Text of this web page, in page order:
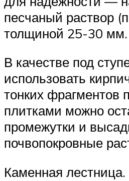
песчаный раствор
толщиной 25-30 мм.
В качестве под
использовать
тонких фрагментов
плитками можно
промежутки и
почвопокровные
Каменная лестница.